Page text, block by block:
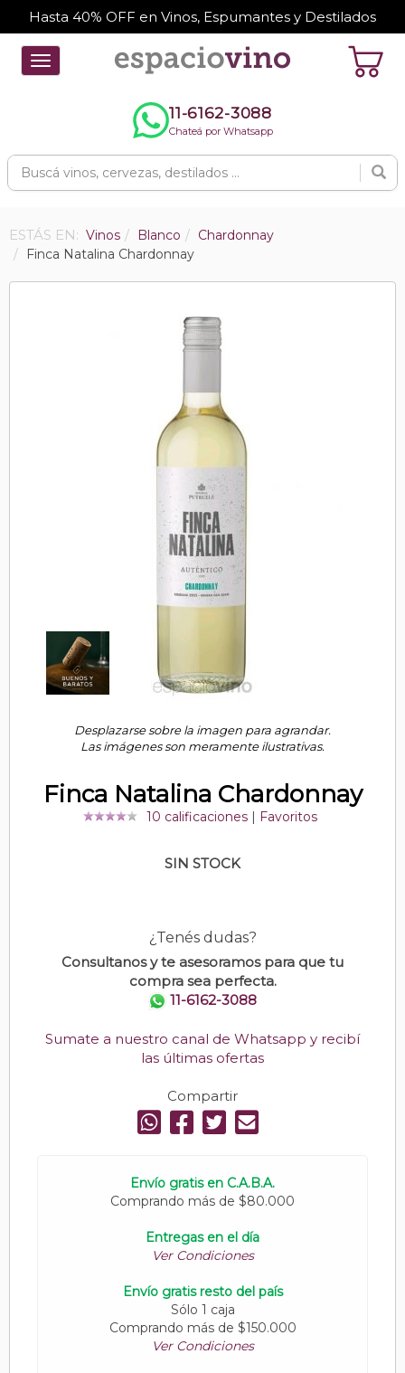
Hasta 40% OFF en Vinos, Espumantes y Destilados
Toggle
navigation
11-6162-3088
Chateá por Whatsapp
ESTÁS EN: Vinos Blanco
Chardonnay
Finca Natalina Chardonnay
Desplazarse sobre la imagen para agrandar.
Las imágenes son meramente ilustrativas.
Finca Natalina Chardonnay
10 calificaciones| Favoritos
SIN STOCK
¿Tenés dudas?
Consultanos y te asesoramos para que tu
compra sea perfecta.
11-6162-3088
Sumate a nuestro canal de Whatsapp y recibí
las últimas ofertas
Compartir
Envío gratis en C.A.B.A.
Comprando más de $80.000
Entregas en el día
Ver Condiciones
Envío gratis resto del país
Sólo 1 caja
Comprando más de $150.000
Ver Condiciones